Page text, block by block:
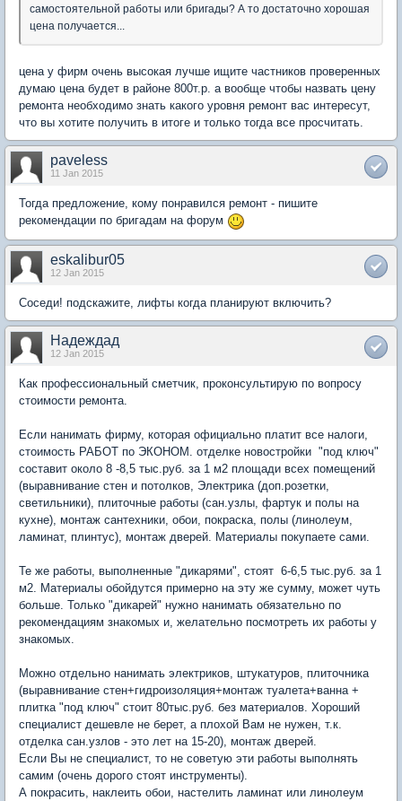
самостоятельной работы или бригады? А то достаточно хорошая
цена получается...
цена у фирм очень высокая лучше ищите частников проверенных
думаю цена будет в районе 800т.р. а вообще чтобы назвать цену
ремонта необходимо знать какого уровня ремонт вас интересут,
что вы хотите получить в итоге и только тогда все просчитать.
paveless
11 Jan 2015
Тогда предложение, кому понравился ремонт - пишите
рекомендации по бригадам на форум
eskalibur05
12 Jan 2015
Соседи! подскажите, лифты когда планируют включить?
Надеждад
12 Jan 2015
Как профессиональный сметчик, проконсультирую по вопросу
стоимости ремонта.
Если нанимать фирму, которая официально платит все налоги,
стоимость РАБОТ по ЭКОНОМ. отделке новостройки "под ключ"
составит около 8 -8,5 тыс.руб. за 1 м2 площади всех помещений
(выравнивание стен и потолков, Электрика (доп.розетки,
светильники), плиточные работы (сан.узлы, фартук и полы на
кухне), монтаж сантехники, обои, покраска, полы (линолеум,
ламинат, плинтус), монтаж дверей. Материалы покупаете сами.
Те же работы, выполненные "дикарями", стоят 6-6,5 тыс.руб. за 1
м2. Материалы обойдутся примерно на эту же сумму, может чуть
больше. Только "дикарей" нужно нанимать обязательно по
рекомендациям знакомых и, желательно посмотреть их работы у
знакомых.
Можно отдельно нанимать электриков, штукатуров, плиточника
(выравнивание стен+гидроизоляция+монтаж туалета+ванна +
плитка "под ключ" стоит 80тыс.руб. без материалов. Хороший
специалист дешевле не берет, а плохой Вам не нужен, т.к.
отделка сан.узлов - это лет на 15-20), монтаж дверей.
Если Вы не специалист, то не советую эти работы выполнять
самим (очень дорого стоят инструменты).
А покрасить, наклеить обои, настелить ламинат или линолеум